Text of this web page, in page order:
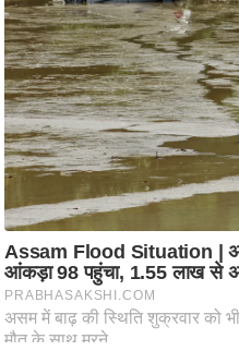
र्य
ट
न
स्थ
ल
फि
ने
स
मं
त्रा
रि